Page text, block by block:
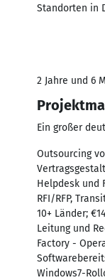
Standorten in
2 Jahre und 6
Ein großer
Outsourcing
Helpdesk und
RFI/RFP,
10+ Länder;
Leitung und
Factory -
Windows7-